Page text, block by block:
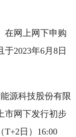
在网上网下申购
2023年6月8日
源科技股份有限
市网下发行初步
T+2日）16:00